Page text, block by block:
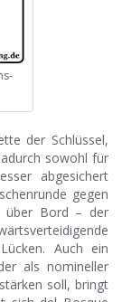
der Schlüssel,
sowohl für
abgesichert
gegen
über Bord – der
Auch ein
als nomineller
soll, bringt